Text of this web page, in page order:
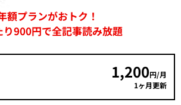
額プランがおトク！
り900円で全記事読み放題
1,200円/月
1ヶ月更新